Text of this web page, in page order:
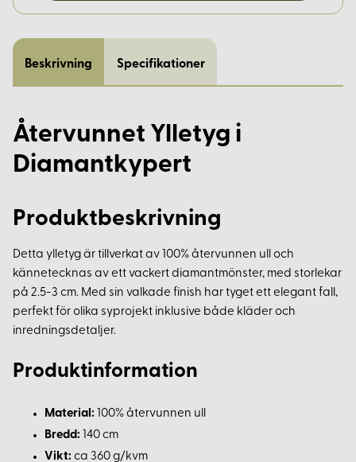
Beskrivning Specifikationer
Återvunnet Ylletyg i
Diamantkypert
Produktbeskrivning
Detta ylletyg är tillverkat av 100% återvunnen ull och
kännetecknas av ett vackert diamantmönster, med storlekar
på 2.5-3 cm. Med sin valkade finish har tyget ett elegant fall,
perfekt för olika syprojekt inklusive både kläder och
inredningsdetaljer.
Produktinformation
Material: 100% återvunnen ull
Bredd: 140 cm
Vikt: ca 360 g/kvm